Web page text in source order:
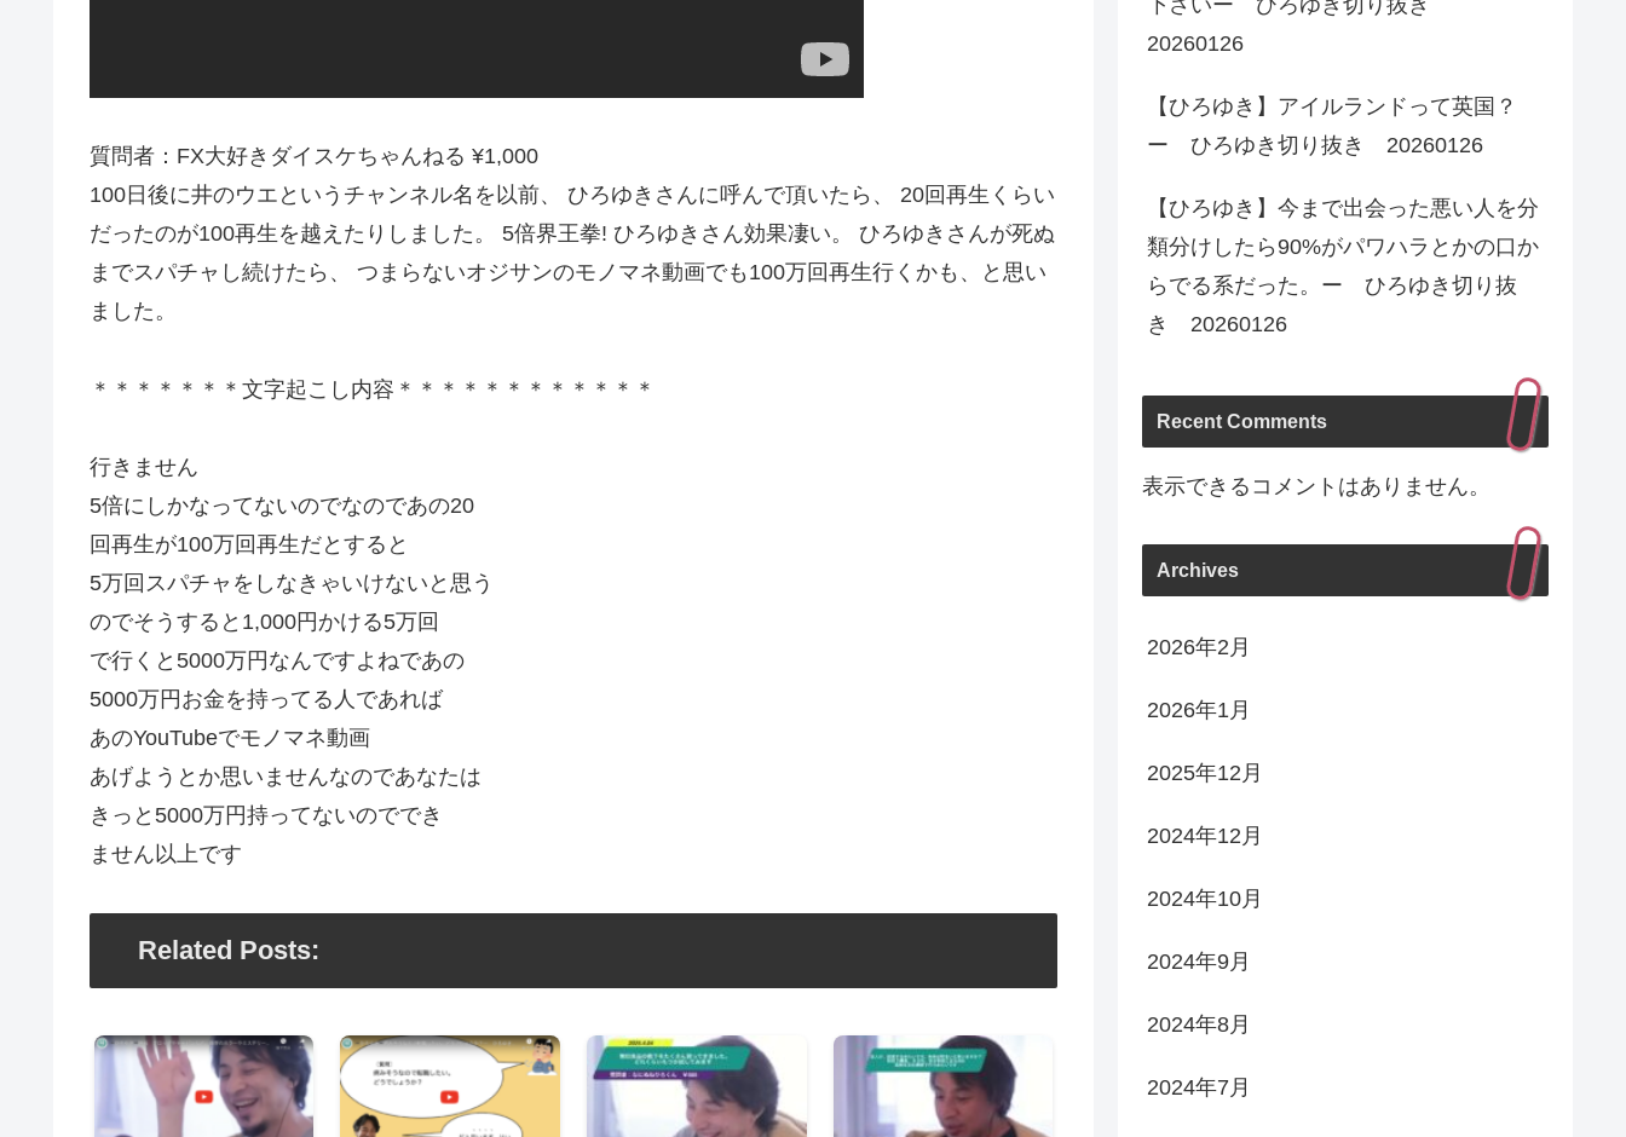
質問者：FX大好きダイスケちゃんねる ¥1,000
100日後に井のウエというチャンネル名を以前、 ひろゆきさんに呼んで頂いたら、 20回再生くらい
だったのが100再生を越えたりしました。 5倍界王拳! ひろゆきさん効果凄い。 ひろゆきさんが死ぬ
までスパチャし続けたら、 つまらないオジサンのモノマネ動画でも100万回再生行くかも、と思い
ました。
＊＊＊＊＊＊＊文字起こし内容＊＊＊＊＊＊＊＊＊＊＊＊
行きません
5倍にしかなってないのでなのであの20
回再生が100万回再生だとすると
5万回スパチャをしなきゃいけないと思う
のでそうすると1,000円かける5万回
で行くと5000万円なんですよねであの
5000万円お金を持ってる人であれば
あのYouTubeでモノマネ動画
あげようとか思いませんなのであなたは
きっと5000万円持ってないのででき
ません以上です
Related Posts:
下さいー ひろゆき切り抜き
20260126
【ひろゆき】アイルランドって英国？
ー ひろゆき切り抜き 20260126
【ひろゆき】今まで出会った悪い人を分
類分けしたら90%がパワハラとかの口か
らでる系だった。ー ひろゆき切り抜
き 20260126
Recent Comments
表示できるコメントはありません。
Archives
2026年2月
2026年1月
2025年12月
2024年12月
2024年10月
2024年9月
2024年8月
2024年7月